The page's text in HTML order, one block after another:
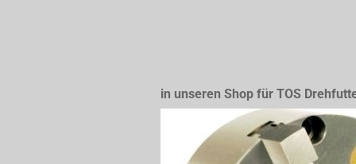
in unseren Shop für TOS